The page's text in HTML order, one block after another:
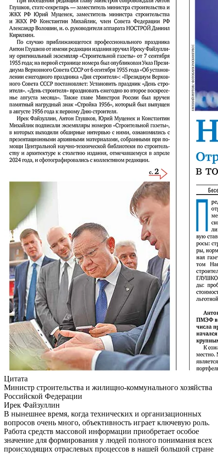
Цитата
Министр строительства и жилищно-коммунального хозяйства
Российской Федерации
Ирек Файзуллин
В нынешнее время, когда технических и организационных
вопросов очень много, объективность играет ключевую роль.
Работа средств массовой информации приобретает особое
значение для формирования у людей полного понимания всех
происходящих отраслевых процессов в нашей большой стране